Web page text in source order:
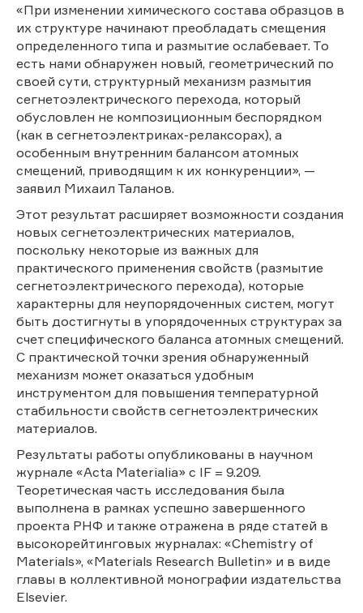
«При изменении химического состава образцов в
их структуре начинают преобладать смещения
определенного типа и размытие ослабевает. То
есть нами обнаружен новый, геометрический по
своей сути, структурный механизм размытия
сегнетоэлектрического перехода, который
обусловлен не композиционным беспорядком
(как в сегнетоэлектриках-релаксорах), а
особенным внутренним балансом атомных
смещений, приводящим к их конкуренции», —
заявил Михаил Таланов.
Этот результат расширяет возможности создания
новых сегнетоэлектрических материалов,
поскольку некоторые из важных для
практического применения свойств (размытие
сегнетоэлектрического перехода), которые
характерны для неупорядоченных систем, могут
быть достигнуты в упорядоченных структурах за
счет специфического баланса атомных смещений.
С практической точки зрения обнаруженный
механизм может оказаться удобным
инструментом для повышения температурной
стабильности свойств сегнетоэлектрических
материалов.
Результаты работы опубликованы в научном
журнале «Acta Materialia» с IF = 9.209.
Теоретическая часть исследования была
выполнена в рамках успешно завершенного
проекта РНФ и также отражена в ряде статей в
высокорейтинговых журналах: «Chemistry of
Materials», «Materials Research Bulletin» и в виде
главы в коллективной монографии издательства
Elsevier.